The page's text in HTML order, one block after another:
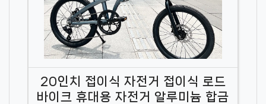
20인치 접이식 자전거 접이식 로드
바이크 휴대용 자전거 알루미늄 합금